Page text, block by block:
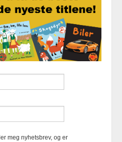
Sikkerhet og personvern
883 957 652
kjøpsopplevelse og
hovedsaklig til å
meg nyhetsbrev, og er